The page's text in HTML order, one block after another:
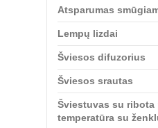
Atsparumas
Lempų lizdai
Šviesos difuzorius
Šviesos srautas
Šviestuvas su ribota
temperatūra su